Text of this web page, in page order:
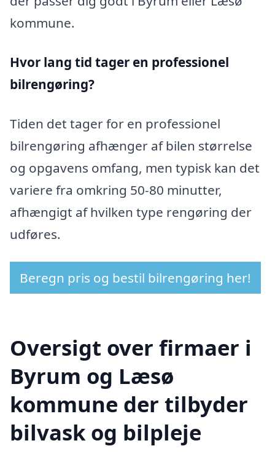
kommune.
Hvor lang tid tager en professionel
bilrengøring?
Tiden det tager for en professionel
bilrengøring afhænger af bilen størrelse
og opgavens omfang, men typisk kan det
variere fra omkring 50-80 minutter,
afhængigt af hvilken type rengøring der
udføres.
Beregn pris og bestil bilrengøring her!
Oversigt over firmaer i
Byrum og Læsø
kommune der tilbyder
bilvask og bilpleje